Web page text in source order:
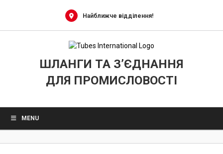
Найближче відділення!
ШЛАНГИ ТА З’ЄДНАННЯ
ДЛЯ ПРОМИСЛОВОСТІ
MENU